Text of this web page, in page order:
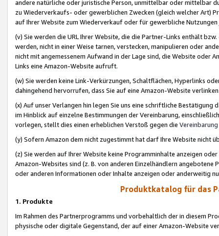
andere natürliche oder juristische Person, unmittelbar oder mittelbar
zu Wiederverkaufs- oder gewerblichen Zwecken (gleich welcher Art)
auf Ihrer Website zum Wiederverkauf oder für gewerbliche
(v) Sie werden die URL Ihrer Website, die die Partner-Links enthält
werden, nicht in einer Weise tarnen, verstecken, manipulieren oder
nicht mit angemessenem Aufwand in der Lage sind, die Website oder
Links eine Amazon-Website aufruft.
(w) Sie werden keine Link-Verkürzungen, Schaltflächen, Hyperlinks
dahingehend hervorrufen, dass Sie auf eine Amazon-Website
(x) Auf unser Verlangen hin legen Sie uns eine schriftliche
im Hinblick auf einzelne Bestimmungen der Vereinbarung,
vorlegen, stellt dies einen erheblichen Verstoß gegen die Vereinbarung
(y) Sofern Amazon dem nicht zugestimmt hat darf Ihre Website nicht
(z) Sie werden auf Ihrer Website keine Programminhalte anzeigen
Amazon-Websites sind (z. B. von anderen Einzelhändlern
oder anderen Informationen oder Inhalte anzeigen oder anderweitig
Produktkatalog für das
1. Produkte
Im Rahmen des Partnerprogramms und vorbehaltlich der in diesem
physische oder digitale Gegenstand, der auf einer Amazon-Website